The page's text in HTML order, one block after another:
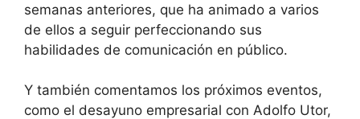
semanas anteriores, que ha animado a varios
de ellos a seguir perfeccionando sus
habilidades de comunicación en público.
Y también comentamos los próximos eventos,
como el desayuno empresarial con Adolfo Utor,